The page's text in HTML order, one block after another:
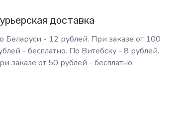
доставка
Беларуси - 12 рублей. При заказе от 100
- бесплатно. По Витебску - 8 рублей.
заказе от 50 рублей - бесплатно.